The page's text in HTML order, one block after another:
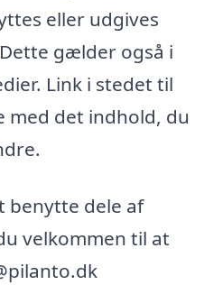
eller udgives
gælder også i
Link i stedet til
med det indhold, du
benytte dele af
velkommen til at